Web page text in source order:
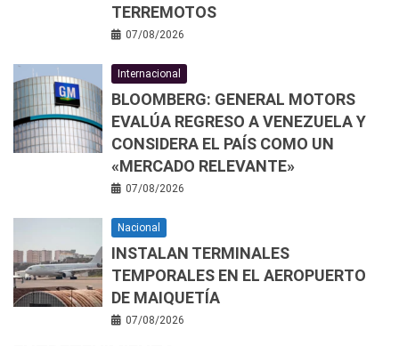
TERREMOTOS
07/08/2026
Internacional
BLOOMBERG: GENERAL MOTORS
EVALÚA REGRESO A VENEZUELA Y
CONSIDERA EL PAÍS COMO UN
«MERCADO RELEVANTE»
07/08/2026
Nacional
INSTALAN TERMINALES
TEMPORALES EN EL AEROPUERTO
DE MAIQUETÍA
07/08/2026